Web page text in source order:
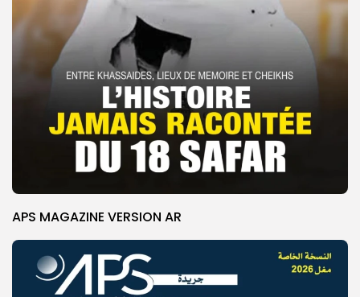
APS MAGAZINE VERSION AR